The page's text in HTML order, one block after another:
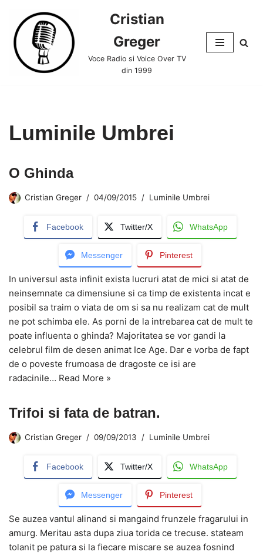
Skip
to
content
Cristian
Greger
Voce Radio si Voice Over TV
din 1999
Luminile Umbrei
O Ghinda
Cristian Greger 04/09/2015 Luminile Umbrei
Facebook Twitter/X WhatsApp
Messenger Pinterest
In universul asta infinit exista lucruri atat de mici si atat de
neinsemnate ca dimensiune si ca timp de existenta incat e
posibil sa traim o viata de om si sa nu realizam cat de mult
ne pot schimba ele. As porni de la intrebarea cat de mult te
poate influenta o ghinda? Majoritatea se vor gandi la
celebrul film de desen animat Ice Age. Dar e vorba de fapt
de o poveste frumoasa de dragoste ce isi are
radacinile… Read More »
Trifoi si fata de batran.
Cristian Greger 09/09/2013 Luminile Umbrei
Facebook Twitter/X WhatsApp
Messenger Pinterest
Se auzea vantul alinand si mangaind frunzele fragarului in
amurg. Meritau asta dupa ziua torida ce trecuse. stateam
tolanit pe patura si la fiecare miscare se auzea fosnind